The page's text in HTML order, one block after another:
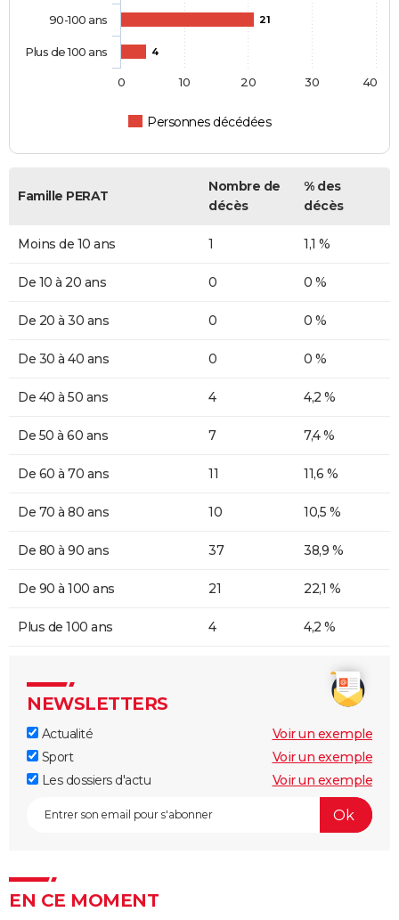
21
4
Personnes décédées
90-100 ans
Plus de 100 ans
0 10 20 30 40
Famille PERAT
Nombre de
décès
% des
décès
Moins de 10 ans 1 1,1 %
De 10 à 20 ans 0 0 %
De 20 à 30 ans 0 0 %
De 30 à 40 ans 0 0 %
De 40 à 50 ans 4 4,2 %
De 50 à 60 ans 7 7,4 %
De 60 à 70 ans 11 11,6 %
De 70 à 80 ans 10 10,5 %
De 80 à 90 ans 37 38,9 %
De 90 à 100 ans 21 22,1 %
Plus de 100 ans 4 4,2 %
NEWSLETTERS
Actualité
Voir un exemple
Sport
Voir un exemple
Les dossiers d'actu
Voir un exemple
EN CE MOMENT